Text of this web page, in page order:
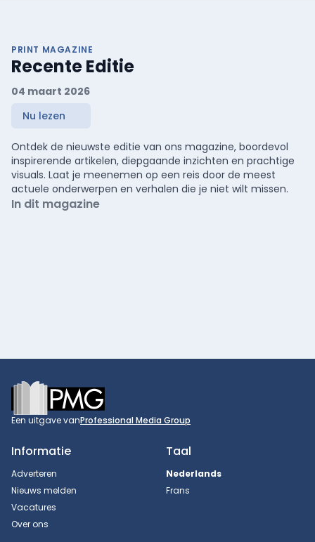
PRINT MAGAZINE
Recente Editie
04 maart 2026
Nu lezen
Ontdek de nieuwste editie van ons magazine, boordevol
inspirerende artikelen, diepgaande inzichten en prachtige
visuals. Laat je meenemen op een reis door de meest
actuele onderwerpen en verhalen die je niet wilt missen.
In dit magazine
Footer
Een uitgave vanProfessional Media Group
Informatie
Adverteren
Nieuws melden
Vacatures
Over ons
Taal
Nederlands
Frans